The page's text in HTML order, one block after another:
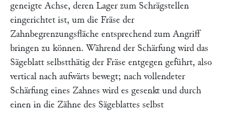
geneigte Achse, deren Lager zum Schrägstellen
eingerichtet ist, um die Fräse der
Zahnbegrenzungsfläche entsprechend zum Angriff
bringen zu können. Während der Schärfung wird das
Sägeblatt selbstthätig der Fräse entgegen geführt, also
vertical nach aufwärts bewegt; nach vollendeter
Schärfung eines Zahnes wird es gesenkt und durch
einen in die Zähne des Sägeblattes selbst